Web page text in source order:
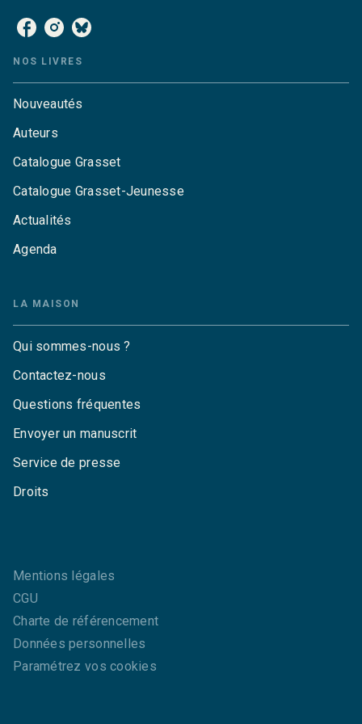
NOS LIVRES
Nouveautés
Auteurs
Catalogue Grasset
Catalogue Grasset-Jeunesse
Actualités
Agenda
LA MAISON
Qui sommes-nous ?
Contactez-nous
Questions fréquentes
Envoyer un manuscrit
Service de presse
Droits
Mentions légales
CGU
Charte de référencement
Données personnelles
Paramétrez vos cookies